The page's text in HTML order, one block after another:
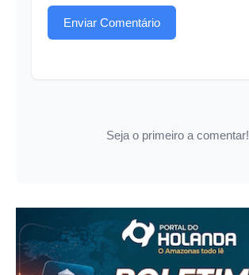
Enviar Comentário
Seja o primeiro a comentar!